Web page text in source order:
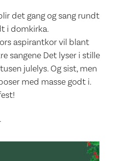
det gang og sang rundt
i domkirka.
aspirantkor vil blant
sangene Det lyser i stille
julelys. Og sist, men
med masse godt i.